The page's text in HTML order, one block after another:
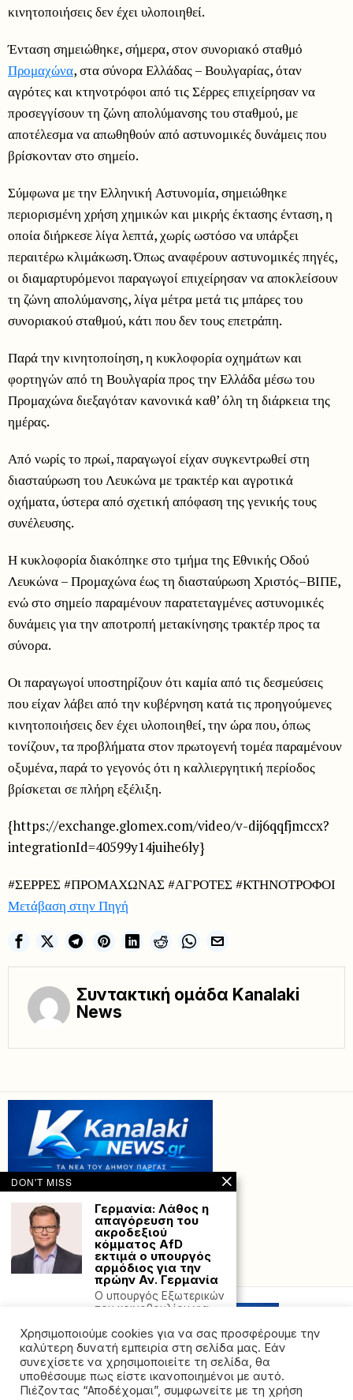
κινητοποιήσεις δεν έχει υλοποιηθεί.
Ένταση σημειώθηκε, σήμερα, στον συνοριακό σταθμό
Προμαχώνα, στα σύνορα Ελλάδας – Βουλγαρίας, όταν
αγρότες και κτηνοτρόφοι από τις Σέρρες επιχείρησαν να
προσεγγίσουν τη ζώνη απολύμανσης του σταθμού, με
αποτέλεσμα να απωθηθούν από αστυνομικές δυνάμεις που
βρίσκονταν στο σημείο.
Σύμφωνα με την Ελληνική Αστυνομία, σημειώθηκε
περιορισμένη χρήση χημικών και μικρής έκτασης ένταση, η
οποία διήρκεσε λίγα λεπτά, χωρίς ωστόσο να υπάρξει
περαιτέρω κλιμάκωση. Όπως αναφέρουν αστυνομικές πηγές,
οι διαμαρτυρόμενοι παραγωγοί επιχείρησαν να αποκλείσουν
τη ζώνη απολύμανσης, λίγα μέτρα μετά τις μπάρες του
συνοριακού σταθμού, κάτι που δεν τους επετράπη.
Παρά την κινητοποίηση, η κυκλοφορία οχημάτων και
φορτηγών από τη Βουλγαρία προς την Ελλάδα μέσω του
Προμαχώνα διεξαγόταν κανονικά καθ’ όλη τη διάρκεια της
ημέρας.
Από νωρίς το πρωί, παραγωγοί είχαν συγκεντρωθεί στη
διασταύρωση του Λευκώνα με τρακτέρ και αγροτικά
οχήματα, ύστερα από σχετική απόφαση της γενικής τους
συνέλευσης.
Η κυκλοφορία διακόπηκε στο τμήμα της Εθνικής Οδού
Λευκώνα – Προμαχώνα έως τη διασταύρωση Χριστός–ΒΙΠΕ,
ενώ στο σημείο παραμένουν παρατεταγμένες αστυνομικές
δυνάμεις για την αποτροπή μετακίνησης τρακτέρ προς τα
σύνορα.
Οι παραγωγοί υποστηρίζουν ότι καμία από τις δεσμεύσεις
που είχαν λάβει από την κυβέρνηση κατά τις προηγούμενες
κινητοποιήσεις δεν έχει υλοποιηθεί, την ώρα που, όπως
τονίζουν, τα προβλήματα στον πρωτογενή τομέα παραμένουν
οξυμένα, παρά το γεγονός ότι η καλλιεργητική περίοδος
βρίσκεται σε πλήρη εξέλιξη.
{https://exchange.glomex.com/video/v-dij6qqfjmccx?
integrationId=40599y14juihe6ly}
#ΣΕΡΡΕΣ #ΠΡΟΜΑΧΩΝΑΣ #ΑΓΡΟΤΕΣ #ΚΤΗΝΟΤΡΟΦΟΙ
Μετάβαση στην Πηγή
Συντακτική ομάδα Kanalaki
News
Powered with by Hostville”)
Χρησιμοποιούμε cookies για να σας προσφέρουμε την
καλύτερη δυνατή εμπειρία στη σελίδα μας. Εάν
συνεχίσετε να χρησιμοποιείτε τη σελίδα, θα
υποθέσουμε πως είστε ικανοποιημένοι με αυτό.
Πιέζοντας “Αποδέχομαι”, συμφωνείτε με τη χρήση
DON'T MISS
Γερμανία: Λάθος η
απαγόρευση του
ακροδεξιού
κόμματος AfD
εκτιμά ο υπουργός
αρμόδιος για την
πρώην Αν. Γερμανία
Ο υπουργός Εξωτερικών
του κοινοβουλίου για
Γερμανία
Η Γαλλία πέρασε
τον νόμο που
απαγορεύει σε
παιδιά κάτω των 15